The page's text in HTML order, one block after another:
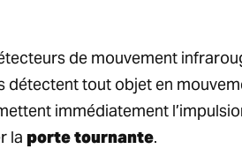
de mouvement
détectent tout objet en
immédiatement
la porte tournante.